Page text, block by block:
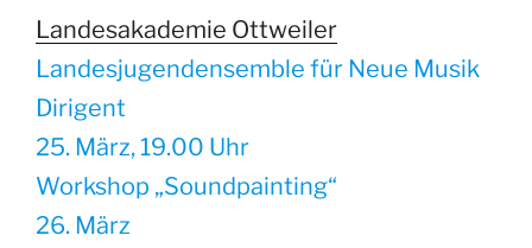
Landesakademie Ottweiler
Landesjugendensemble für Neue Musik
Dirigent
25. März, 19.00 Uhr
Workshop „Soundpainting“
26. März